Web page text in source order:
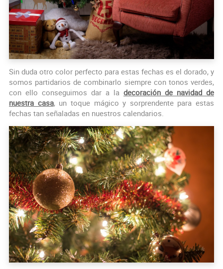
Sin duda otro color perfecto para estas fechas es el dorado, y
somos partidarios de combinarlo siempre con tonos verdes,
con ello conseguimos dar a la decoración de navidad de
nuestra casa, un toque mágico y sorprendente para estas
fechas tan señaladas en nuestros calendarios.